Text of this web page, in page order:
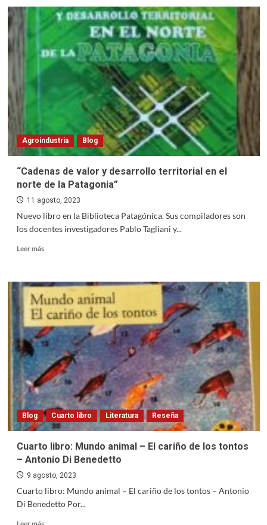
Revista
de
Lengua
Literatura.
Convocatoria
Agroindustria Blog
“Cadenas de valor y desarrollo territorial en el
norte de la Patagonia”
11 agosto, 2023
Nuevo libro en la Biblioteca Patagónica. Sus compiladores son
los docentes investigadores Pablo Tagliani y...
Leer másRead
“Cadenas
valor
y
desarrollo
territorial
en
el
norte
de
la
Patagonia”
Blog Cuarto libro Literatura Reseña
Cuarto libro: Mundo animal – El cariño de los tontos
– Antonio Di Benedetto
9 agosto, 2023
Cuarto libro: Mundo animal – El cariño de los tontos – Antonio
Di Benedetto Por...
Read